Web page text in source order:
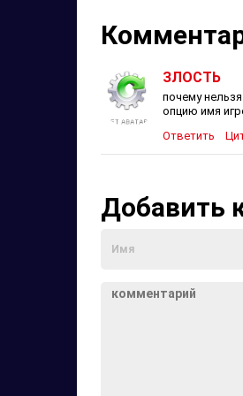
ЗЛОСТЬ
почему
опцию имя
Ответить
Добавить